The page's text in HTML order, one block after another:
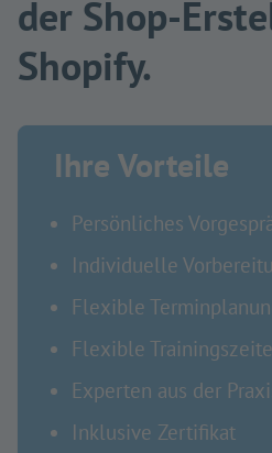
der Shop-
Shopify.
Ihre Vorteile
Persönliches
Individuelle
Flexible
Flexible
Experten aus der
Inklusive Zertifikat